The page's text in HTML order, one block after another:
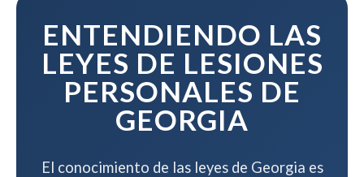
ENTENDIENDO LAS
LEYES DE LESIONES
PERSONALES DE
GEORGIA
El conocimiento de las leyes de Georgia es